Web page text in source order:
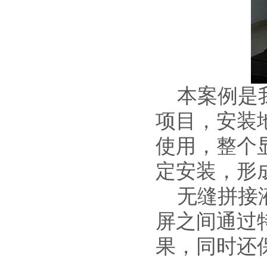
本案例是
项目，安装
使用，整个
定安装，形
无缝拼接
屏之间通过
果，同时还